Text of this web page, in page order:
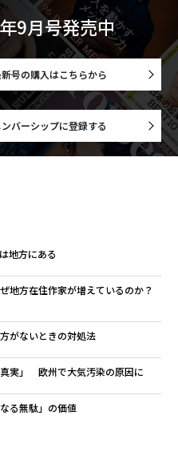
9月号発売中
号の購入はこちらから
ンバーシップに登録する
地方にある
方在住作家が増えているのか？
がないときの対処法
実」 欧州で大気汚染の原因に
る無駄」の価値